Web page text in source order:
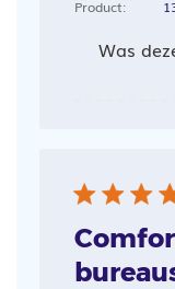
Product:
Was